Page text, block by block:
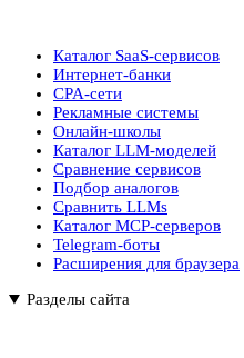
Каталог SaaS-сервисов
Интернет-банки
CPA-сети
Рекламные системы
Онлайн-школы
Каталог LLM-моделей
Сравнение сервисов
Подбор аналогов
Сравнить LLMs
Каталог MCP-серверов
Telegram-боты
Расширения для браузера
Разделы сайта